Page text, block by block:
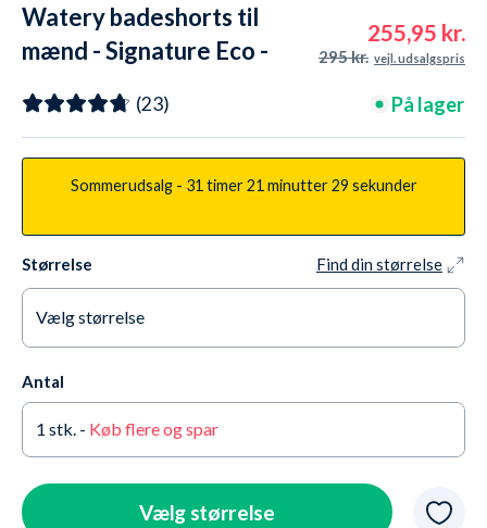
Watery badeshorts til
mænd - Signature Eco -
255,95 kr.
295 kr. vejl. udsalgspris
(23) På lager
Sommerudsalg - 31 timer21 minutter28 sekunder
Størrelse Find din størrelse
Vælg størrelse
Medium På lager
Udsolgt OG udgået
Antal
1 stk. - Køb flere og spar
Vælg størrelse